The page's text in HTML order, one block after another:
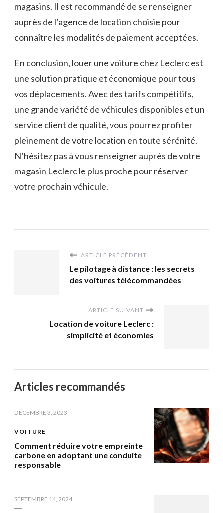
magasins. Il est recommandé de se renseigner
auprès de l’agence de location choisie pour
connaître les modalités de paiement acceptées.
En conclusion, louer une voiture chez Leclerc est
une solution pratique et économique pour tous
vos déplacements. Avec des tarifs compétitifs,
une grande variété de véhicules disponibles et un
service client de qualité, vous pourrez profiter
pleinement de votre location en toute sérénité.
N’hésitez pas à vous renseigner auprès de votre
magasin Leclerc le plus proche pour réserver
votre prochain véhicule.
ARTICLE PRÉCÉDENT
Le pilotage à distance : les secrets
des voitures télécommandées
ARTICLE SUIVANT
Location de voiture Leclerc :
simplicité et économies
Articles recommandés
DÉCEMBRE 3, 2023
VOITURE
Comment réduire votre empreinte
carbone en adoptant une conduite
responsable
SEPTEMBRE 14, 2024